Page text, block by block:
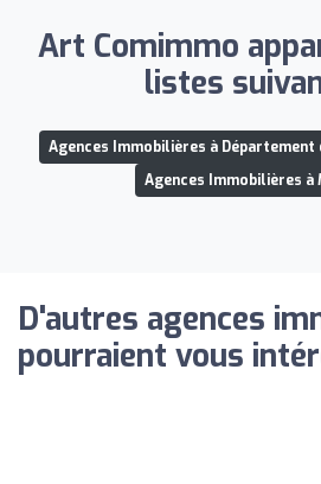
Art Comimmo
listes
Agences Immobilières à Département
Agences Immobilières
D'autres agences
pourraient vous